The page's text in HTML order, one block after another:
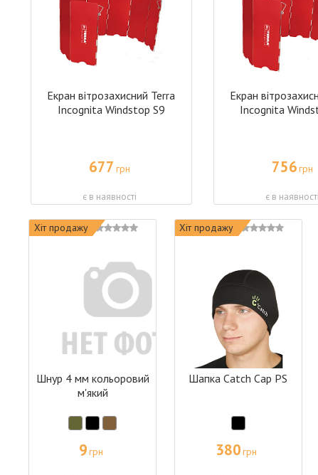
Екран вітрозахисний Terra
Incognita Windstop S9
677 грн
є в наявності
Екран
Incognita
756грн
є в наявності
Хіт продажу
Шнур 4 мм кольоровий
м'який
9грн
Хіт продажу
Шапка Catch Cap PS
380грн